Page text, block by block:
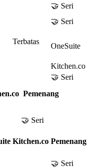
🤝 Seri
🤝 Seri
Terbatas
OneSuite
Kitchen.co
🤝 Seri
Pemenang
🤝 Seri
Kitchen.co Pemenang
🤝 Seri